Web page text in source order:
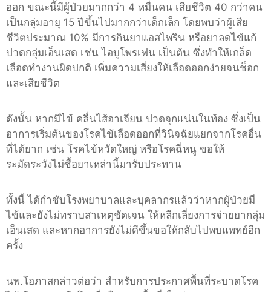
ออก ขณะนี้มีผู้ป่วยมากกว่า 4 หมื่นคน เสียชีวิต 40 กว่าคน
เป็นกลุ่มอายุ 15 ปีขึ้นไปมากกว่าเด็กเล็ก โดยพบว่าผู้เสีย
ชีวิตประมาณ 10% มีการกินยาแอสไพริน หรือยาลดไข้แก้
ปวดกลุ่มเอ็นเสด เช่น ไอบูโพรเฟน เป็นต้น ซึ่งทำให้เกล็ด
เลือดทำงานผิดปกติ เพิ่มความเสี่ยงให้เลือดออกง่ายจนช็อก
และเสียชีวิต
ดังนั้น หากมีไข้ คลื่นไส้อาเจียน ปวดจุกแน่นในท้อง ซึ่งเป็น
อาการเริ่มต้นของโรคไข้เลือดออกที่วินิจฉัยแยกจากโรคอื่น
ที่ได้ยาก เช่น โรคไข้หวัดใหญ่ หรือโรคฉี่หนู ขอให้
ระมัดระวังไม่ซื้อยาเหล่านี้มารับประทาน
ทั้งนี้ ได้กำชับโรงพยาบาลและบุคลากรแล้วว่าหากผู้ป่วยมี
ไข้และยังไม่ทราบสาเหตุชัดเจน ให้หลีกเลี่ยงการจ่ายยากลุ่ม
เอ็นเสด และหากอาการยังไม่ดีขึ้นขอให้กลับไปพบแพทย์อีก
ครั้ง
นพ.โอภาสกล่าวต่อว่า สำหรับการประกาศพื้นที่ระบาดโรค